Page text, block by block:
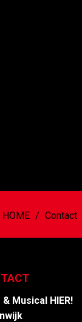
HOME Contact
& Musical HIER!